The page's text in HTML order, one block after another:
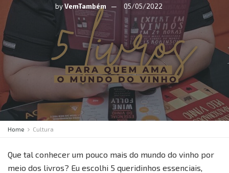
byVemTambém 05/05/2022
Home Cultura
Que tal conhecer um pouco mais do mundo do vinho por
meio dos livros? Eu escolhi 5 queridinhos essenciais,